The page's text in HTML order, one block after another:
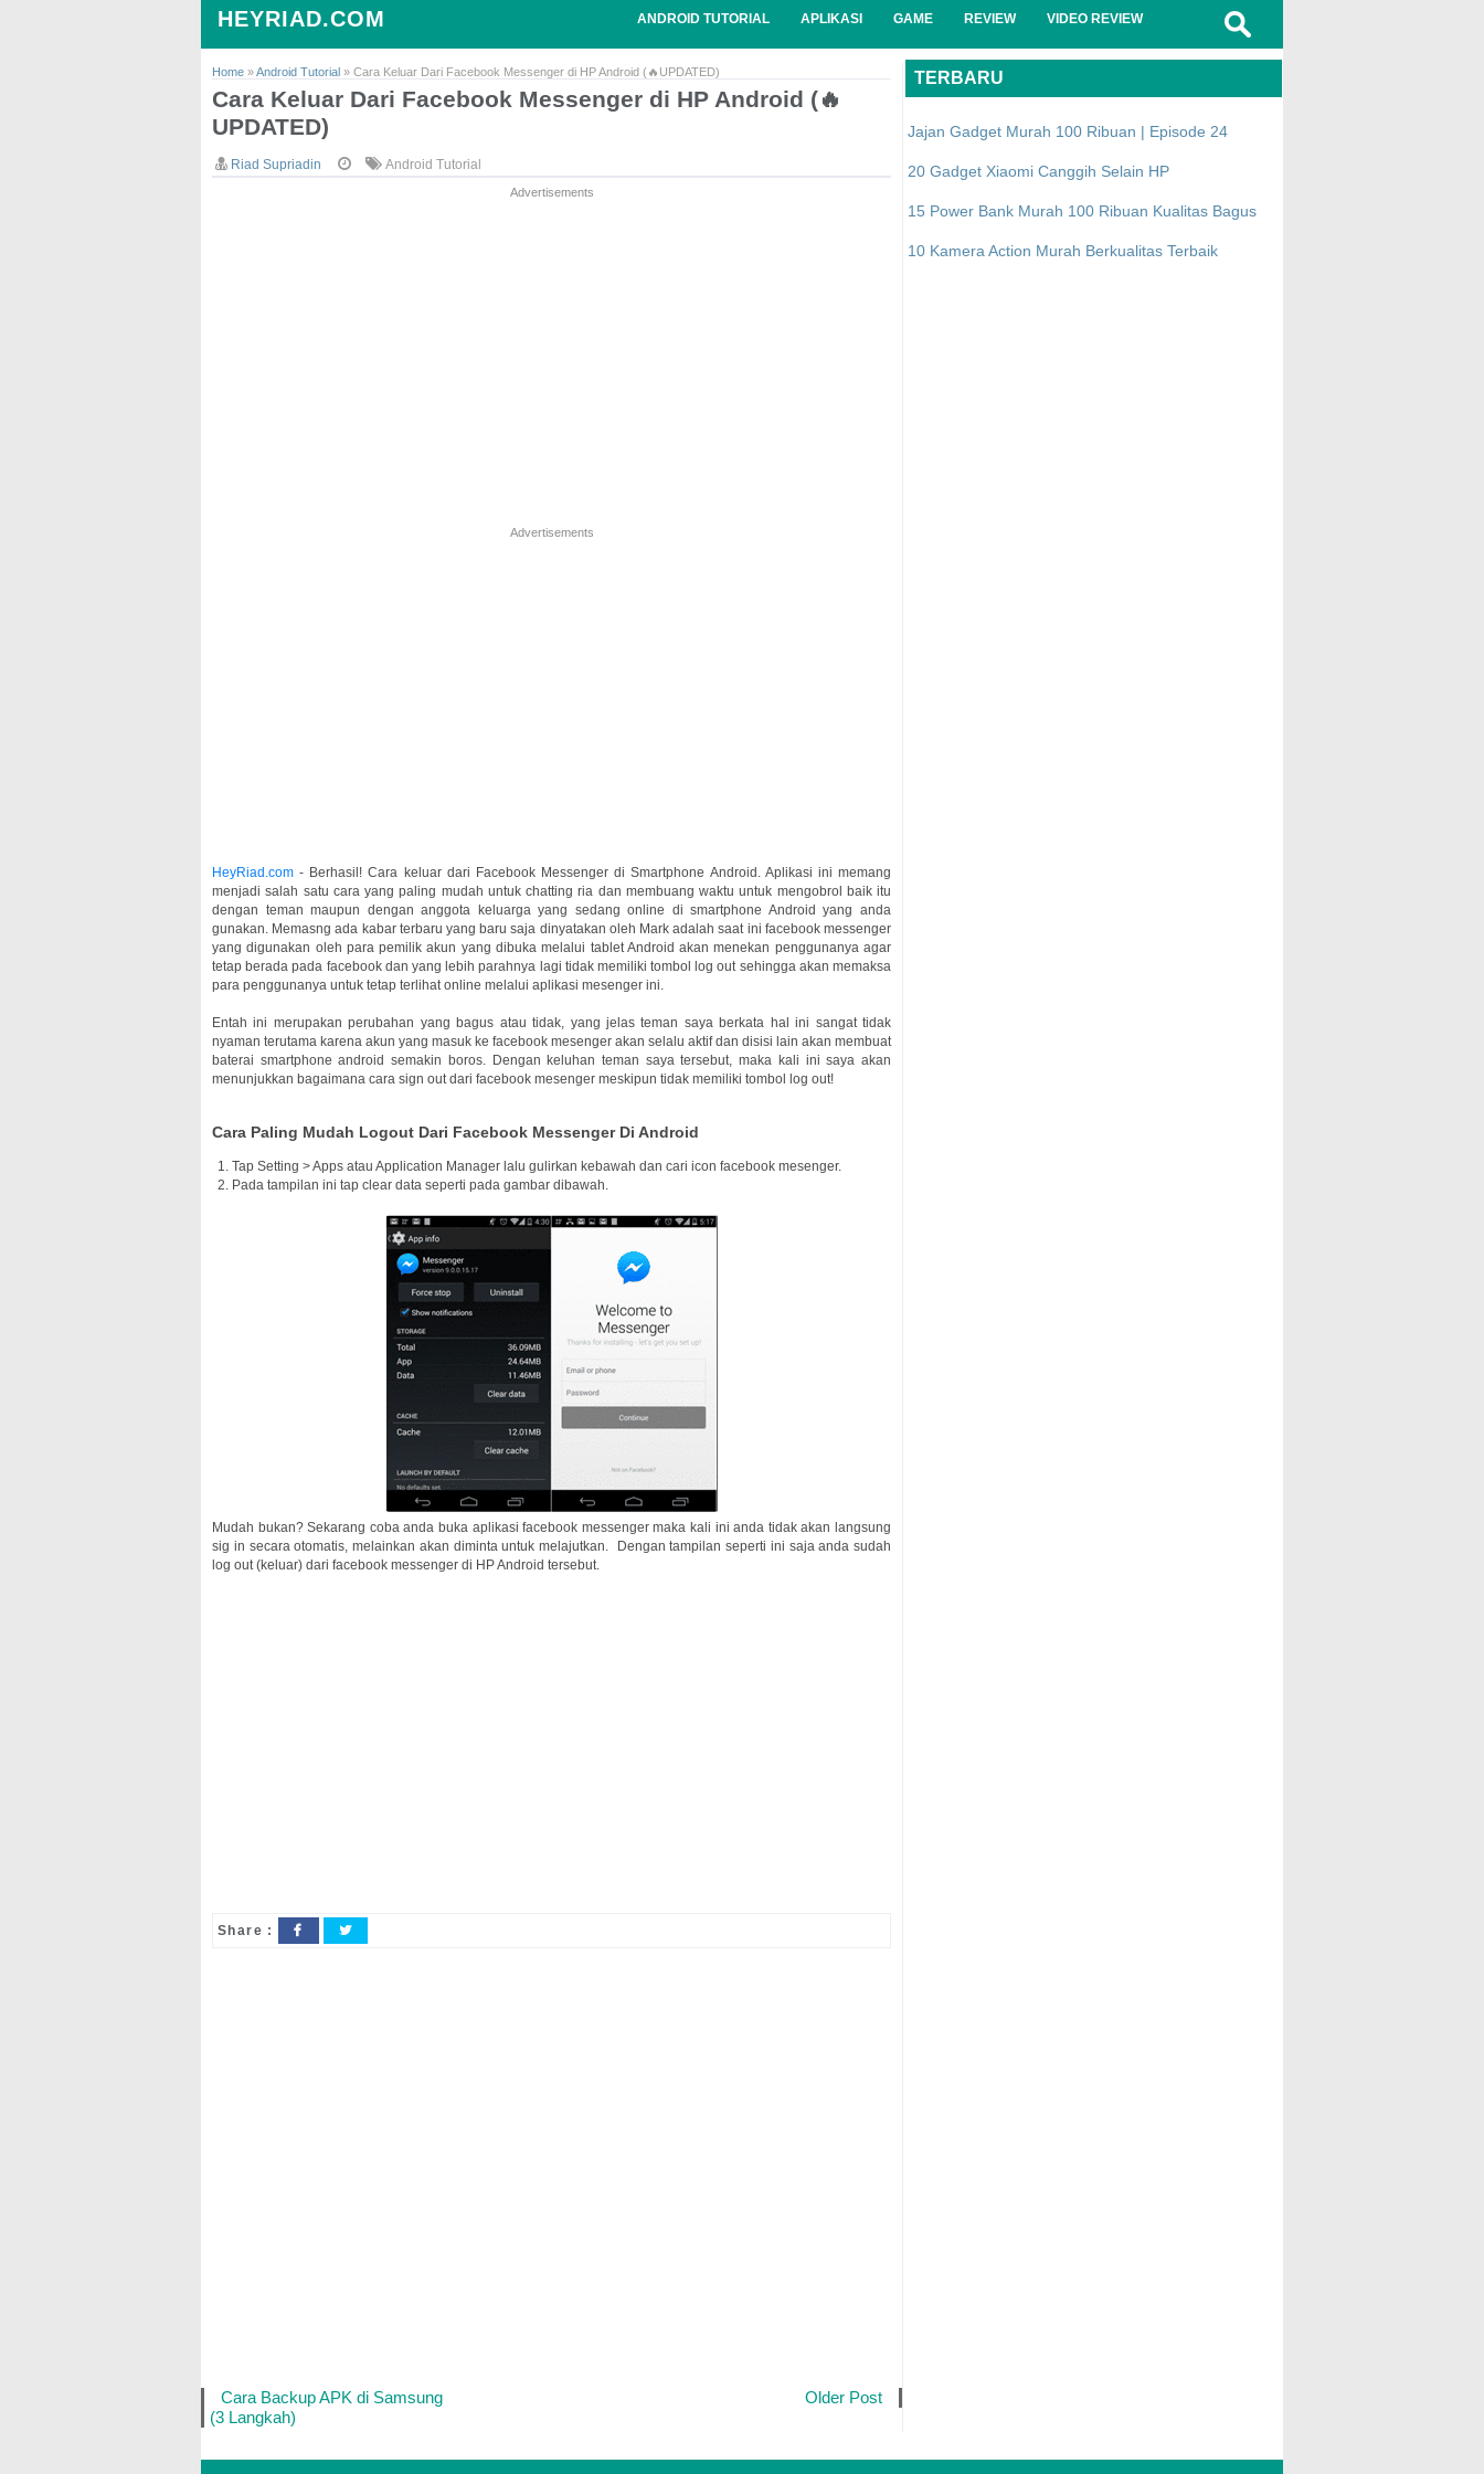
HEYRIAD.COM ANDROID TUTORIAL APLIKASI GAME REVIEW VIDEO REVIEW
Home »Android Tutorial » Cara Keluar Dari Facebook Messenger di HP Android (🔥UPDATED)
Cara Keluar Dari Facebook Messenger di HP Android (🔥
UPDATED)
Riad Supriadin Android Tutorial
Advertisements
Advertisements
HeyRiad.com - Berhasil! Cara keluar dari Facebook Messenger di Smartphone Android. Aplikasi ini memang
menjadi salah satu cara yang paling mudah untuk chatting ria dan membuang waktu untuk mengobrol baik itu
dengan teman maupun dengan anggota keluarga yang sedang online di smartphone Android yang anda
gunakan. Memasng ada kabar terbaru yang baru saja dinyatakan oleh Mark adalah saat ini facebook messenger
yang digunakan oleh para pemilik akun yang dibuka melalui tablet Android akan menekan penggunanya agar
tetap berada pada facebook dan yang lebih parahnya lagi tidak memiliki tombol log out sehingga akan memaksa
para penggunanya untuk tetap terlihat online melalui aplikasi mesenger ini.
Entah ini merupakan perubahan yang bagus atau tidak, yang jelas teman saya berkata hal ini sangat tidak
nyaman terutama karena akun yang masuk ke facebook mesenger akan selalu aktif dan disisi lain akan membuat
baterai smartphone android semakin boros. Dengan keluhan teman saya tersebut, maka kali ini saya akan
menunjukkan bagaimana cara sign out dari facebook mesenger meskipun tidak memiliki tombol log out!
Cara Paling Mudah Logout Dari Facebook Messenger Di Android
Tap Setting > Apps atau Application Manager lalu gulirkan kebawah dan cari icon facebook mesenger.
Pada tampilan ini tap clear data seperti pada gambar dibawah.
Mudah bukan? Sekarang coba anda buka aplikasi facebook messenger maka kali ini anda tidak akan langsung
sig in secara otomatis, melainkan akan diminta untuk melajutkan. Dengan tampilan seperti ini saja anda sudah
log out (keluar) dari facebook messenger di HP Android tersebut.
Share :
Cara Backup APK di Samsung
(3 Langkah)
Older Post
TERBARU
Jajan Gadget Murah 100 Ribuan | Episode 24
20 Gadget Xiaomi Canggih Selain HP
15 Power Bank Murah 100 Ribuan Kualitas Bagus
10 Kamera Action Murah Berkualitas Terbaik